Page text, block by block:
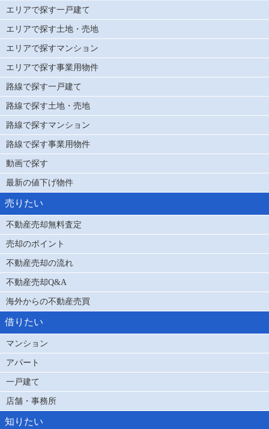
エリアで探す一戸建て
エリアで探す土地・売地
エリアで探すマンション
エリアで探す事業用物件
路線で探す一戸建て
路線で探す土地・売地
路線で探すマンション
路線で探す事業用物件
動画で探す
最新の値下げ物件
売りたい
不動産売却無料査定
売却のポイント
不動産売却の流れ
不動産売却Q&A
海外からの不動産売買
借りたい
マンション
アパート
一戸建て
店舗・事務所
知りたい